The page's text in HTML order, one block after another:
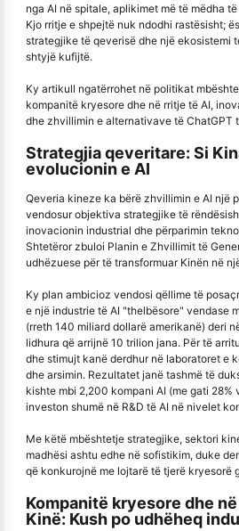
nga AI në spitale, aplikimet më të mëdha
Kjo rritje e shpejtë nuk ndodhi rastësisht;
strategjike të qeverisë dhe një ekosistemi
shtyjë kufijtë.
Ky artikull ngatërrohet në politikat
kompanitë kryesore dhe në rritje të AI,
dhe zhvillimin e alternativave të ChatGPT
Strategjia qeveritare: Si
evolucionin e AI
Qeveria kineze ka bërë zhvillimin e AI një
vendosur objektiva strategjike të
inovacionin industrial dhe përparimin
Shtetëror zbuloi Planin e Zhvillimit të
udhëzuese për të transformuar Kinën në
Ky plan ambicioz vendosi qëllime të
e një industrie të AI "thelbësore" vendase
(rreth 140 miliard dollarë amerikanë) deri
lidhura që arrijnë 10 trilion jana. Për të
dhe stimujt kanë derdhur në laboratoret e
dhe arsimin. Rezultatet janë tashmë të
kishte mbi 2,200 kompani AI (me gati 28%
investon shumë në R&D të AI në nivelet
Me këtë mbështetje strategjike, sektori
madhësi ashtu edhe në sofistikim, duke
që konkurojnë me lojtarë të tjerë kryesorë
Kompanitë kryesore dhe
Kinë: Kush po udhëheq